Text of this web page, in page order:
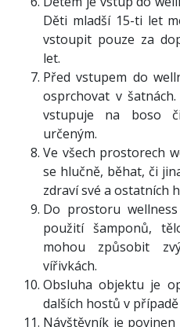
Děti mladší 15-ti let
vstoupit pouze za
let.
Před vstupem do
osprchovat v
vstupuje na boso
určeným.
Ve všech prostorech
se hlučně, běhat, či
zdraví své a ostatních
Do prostoru
použití šamponů,
mohou způsobit
vířivkách.
Obsluha objektu je
dalších hostů v
Návštěvník je